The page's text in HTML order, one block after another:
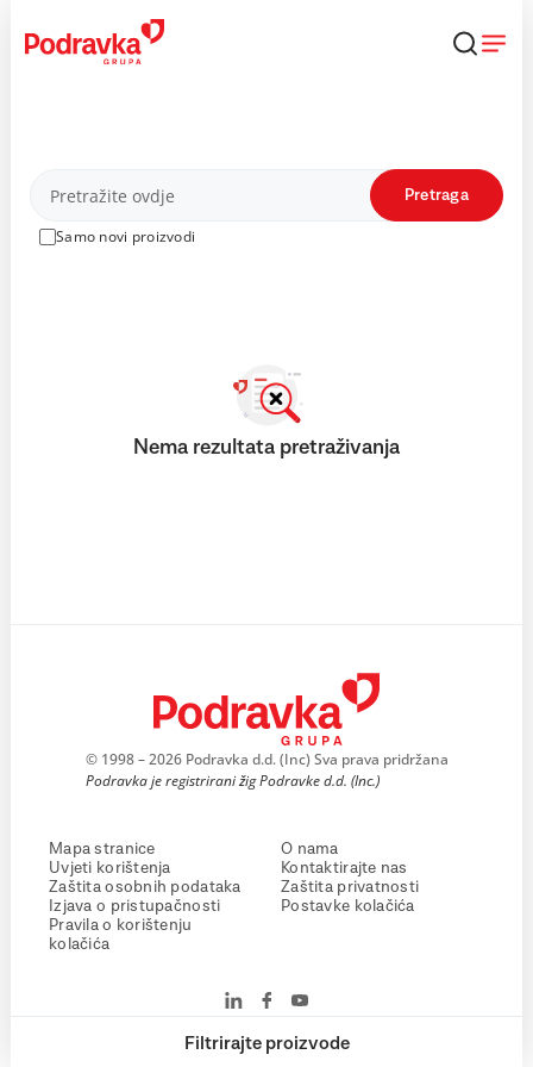
content
Proizvodi
Samo novi proizvodi
Pretraga
Filtrirajte proizvode
Nema rezultata pretraživanja
© 1998 – 2026 Podravka d.d. (Inc) Sva prava pridržana
Podravka je registrirani žig Podravke d.d. (Inc.)
Mapa stranice
Uvjeti korištenja
Zaštita osobnih podataka
Izjava o pristupačnosti
Pravila o korištenju
kolačića
O nama
Kontaktirajte nas
Zaštita privatnosti
Postavke kolačića